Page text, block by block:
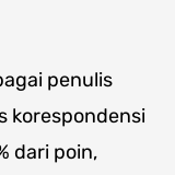
penulis
korespondensi
dari poin,